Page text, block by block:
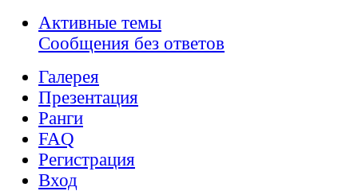
Активные темы
Сообщения без ответов
Галерея
Презентация
Ранги
FAQ
Регистрация
Вход